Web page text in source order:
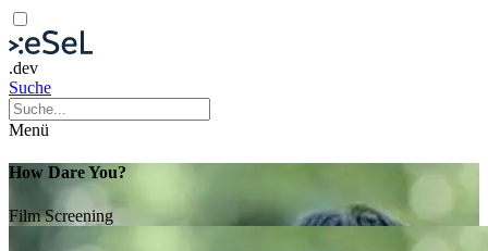
.dev
Suche
Menü
How Dare You?
FilmScreening